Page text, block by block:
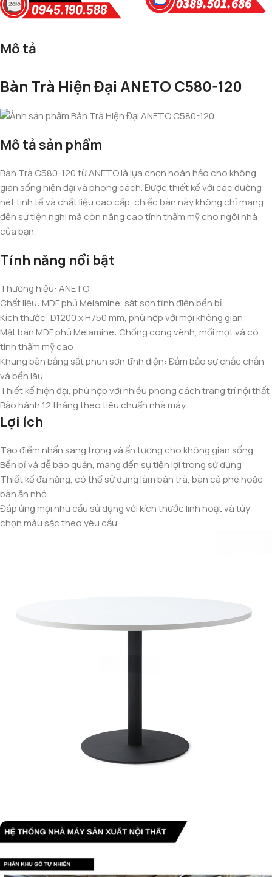
Mô tả
Bàn Trà Hiện Đại ANETO C580-120
Mô tả sản phẩm
Bàn Trà C580-120 từ ANETO là lựa chọn hoàn hảo cho không
gian sống hiện đại và phong cách. Được thiết kế với các đường
nét tinh tế và chất liệu cao cấp, chiếc bàn này không chỉ mang
đến sự tiện nghi mà còn nâng cao tính thẩm mỹ cho ngôi nhà
của bạn.
Tính năng nổi bật
Thương hiệu: ANETO
Chất liệu: MDF phủ Melamine, sắt sơn tĩnh điện bền bỉ
Kích thước: D1200 x H750 mm, phù hợp với mọi không gian
Mặt bàn MDF phủ Melamine: Chống cong vênh, mối mọt và có
tính thẩm mỹ cao
Khung bàn bằng sắt phun sơn tĩnh điện: Đảm bảo sự chắc chắn
và bền lâu
Thiết kế hiện đại, phù hợp với nhiều phong cách trang trí nội thất
Bảo hành 12 tháng theo tiêu chuẩn nhà máy
Lợi ích
Tạo điểm nhấn sang trọng và ấn tượng cho không gian sống
Bền bỉ và dễ bảo quản, mang đến sự tiện lợi trong sử dụng
Thiết kế đa năng, có thể sử dụng làm bàn trà, bàn cà phê hoặc
bàn ăn nhỏ
Đáp ứng mọi nhu cầu sử dụng với kích thước linh hoạt và tùy
chọn màu sắc theo yêu cầu